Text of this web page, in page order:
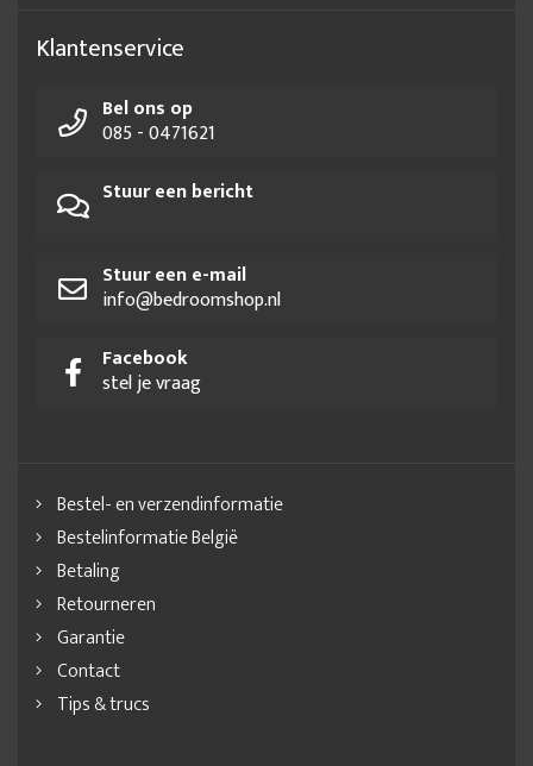
Klantenservice
Bel ons op
085 - 0471621
Stuur een bericht
Stuur een e-mail
info@bedroomshop.nl
Facebook
stel je vraag
Bestel- en verzendinformatie
Bestelinformatie België
Betaling
Retourneren
Garantie
Contact
Tips & trucs